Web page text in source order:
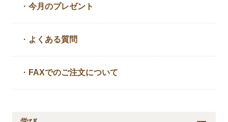
・今月のプレゼント
・ よくある質問
・ FAXでのご注文について